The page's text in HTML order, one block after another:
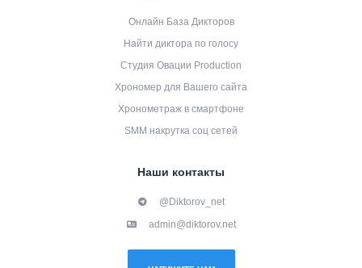
Онлайн База Дикторов
Найти диктора по голосу
Студия Овации Production
Хрономер для Вашего сайта
Хронометраж в смартфоне
SMM накрутка соц сетей
Наши контакты
@Diktorov_net
admin@diktorov.net